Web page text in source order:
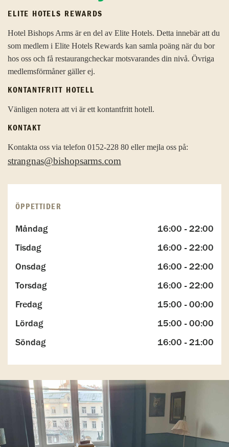
ELITE HOTELS REWARDS
Hotel Bishops Arms är en del av Elite Hotels. Detta innebär att du
som medlem i Elite Hotels Rewards kan samla poäng när du bor
hos oss och få restaurangcheckar motsvarandes din nivå. Övriga
medlemsförmåner gäller ej.
KONTANTFRITT HOTELL
Vänligen notera att vi är ett kontantfritt hotell.
KONTAKT
Kontakta oss via telefon 0152-228 80 eller mejla oss på:
strangnas@bishopsarms.com
ÖPPETTIDER
Måndag
16:00 - 22:00
Tisdag
16:00 - 22:00
Onsdag
16:00 - 22:00
Torsdag
16:00 - 22:00
Fredag
15:00 - 00:00
Lördag
15:00 - 00:00
Söndag
16:00 - 21:00